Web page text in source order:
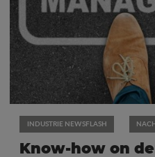
INDUSTRIE NEWSFLASH
Know-how on